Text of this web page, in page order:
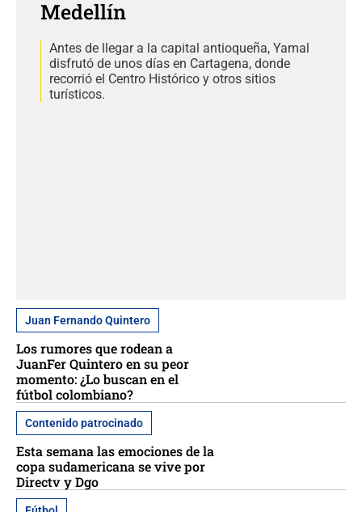
Medellín
Antes de llegar a la capital antioqueña, Yamal
disfrutó de unos días en Cartagena, donde
recorrió el Centro Histórico y otros sitios
turísticos.
Juan Fernando Quintero
Los rumores que rodean a
JuanFer Quintero en su peor
momento: ¿Lo buscan en el
fútbol colombiano?
Contenido patrocinado
Esta semana las emociones de la
copa sudamericana se vive por
Directv y Dgo